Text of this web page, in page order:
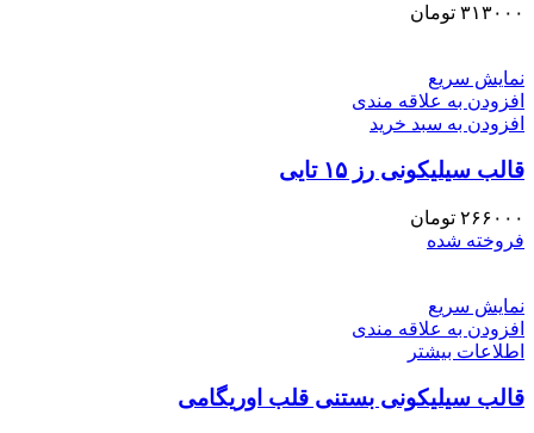
۳۱۳۰۰۰ تومان
نمایش سریع
افزودن به علاقه مندی
افزودن به سبد خرید
قالب سیلیکونی رز ۱۵ تایی
۲۶۶۰۰۰ تومان
فروخته شده
نمایش سریع
افزودن به علاقه مندی
اطلاعات بیشتر
قالب سیلیکونی بستنی قلب اوریگامی